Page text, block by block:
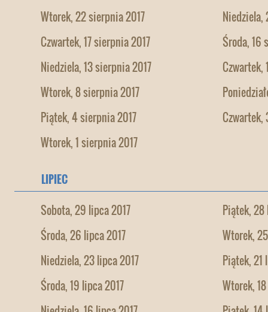
Wtorek, 22 sierpnia 2017
Niedziela,
Czwartek, 17 sierpnia 2017
Środa, 16
Niedziela, 13 sierpnia 2017
Czwartek,
Wtorek, 8 sierpnia 2017
Piątek, 4 sierpnia 2017
Czwartek,
Wtorek, 1 sierpnia 2017
LIPIEC
Sobota, 29 lipca 2017
Piątek, 28
Środa, 26 lipca 2017
Wtorek,
Niedziela, 23 lipca 2017
Piątek, 21
Środa, 19 lipca 2017
Wtorek,